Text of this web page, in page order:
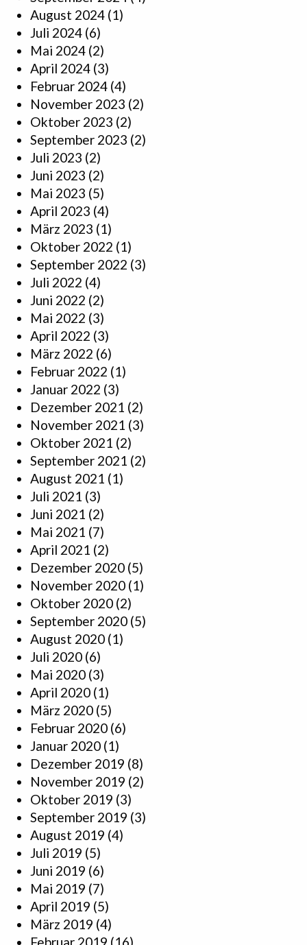
August 2024 (1)
Juli 2024 (6)
Mai 2024 (2)
April 2024 (3)
Februar 2024 (4)
November 2023 (2)
Oktober 2023 (2)
September 2023 (2)
Juli 2023 (2)
Juni 2023 (2)
Mai 2023 (5)
April 2023 (4)
März 2023 (1)
Oktober 2022 (1)
September 2022 (3)
Juli 2022 (4)
Juni 2022 (2)
Mai 2022 (3)
April 2022 (3)
März 2022 (6)
Februar 2022 (1)
Januar 2022 (3)
Dezember 2021 (2)
November 2021 (3)
Oktober 2021 (2)
September 2021 (2)
August 2021 (1)
Juli 2021 (3)
Juni 2021 (2)
Mai 2021 (7)
April 2021 (2)
Dezember 2020 (5)
November 2020 (1)
Oktober 2020 (2)
September 2020 (5)
August 2020 (1)
Juli 2020 (6)
Mai 2020 (3)
April 2020 (1)
März 2020 (5)
Februar 2020 (6)
Januar 2020 (1)
Dezember 2019 (8)
November 2019 (2)
Oktober 2019 (3)
September 2019 (3)
August 2019 (4)
Juli 2019 (5)
Juni 2019 (6)
Mai 2019 (7)
April 2019 (5)
März 2019 (4)
Februar 2019 (16)